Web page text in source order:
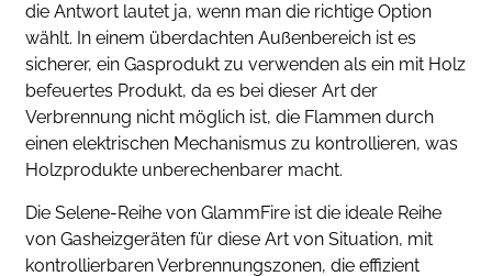
die Antwort lautet ja, wenn man die richtige Option
wählt. In einem überdachten Außenbereich ist es
sicherer, ein Gasprodukt zu verwenden als ein mit Holz
befeuertes Produkt, da es bei dieser Art der
Verbrennung nicht möglich ist, die Flammen durch
einen elektrischen Mechanismus zu kontrollieren, was
Holzprodukte unberechenbarer macht.
Die Selene-Reihe von GlammFire ist die ideale Reihe
von Gasheizgeräten für diese Art von Situation, mit
kontrollierbaren Verbrennungszonen, die effizient